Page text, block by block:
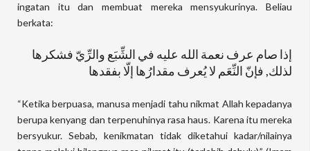
ingatan itu dan membuat mereka mensyukurinya. Beliau
berkata:
إذا صام عرف نعمة الله عليه في الشِّبَع والرِّيّ فشكرها
لذلك, فإنّ النِّعَم لا يُعرف مقدارُها إلّا بفقدها
“Ketika berpuasa, manusa menjadi tahu nikmat Allah kepadanya
berupa kenyang dan terpenuhinya rasa haus. Karena itu mereka
bersyukur. Sebab, kenikmatan tidak diketahui kadar/nilainya